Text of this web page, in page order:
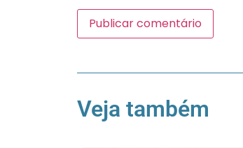
Veja também